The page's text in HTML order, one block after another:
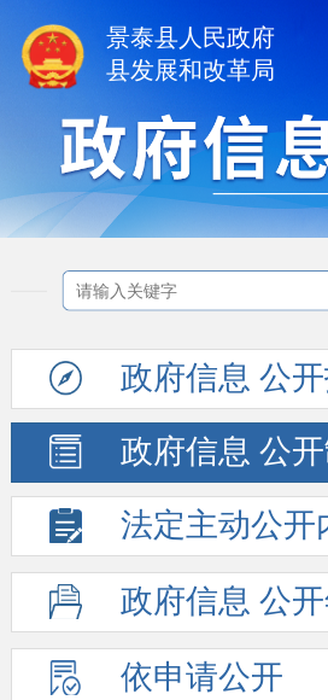
景泰县人民政府
县发展和改革局
政府信息 公
政府信息 公
法定主动公开
政府信息 公
依申请公开